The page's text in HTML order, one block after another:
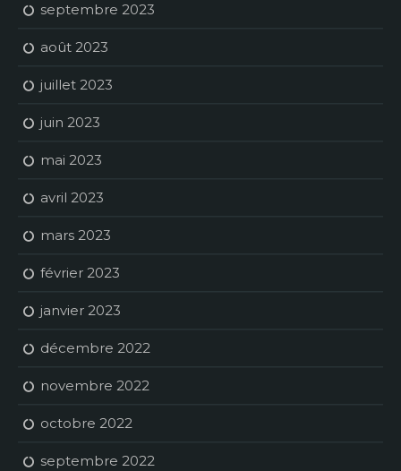
septembre 2023
août 2023
juillet 2023
juin 2023
mai 2023
avril 2023
mars 2023
février 2023
janvier 2023
décembre 2022
novembre 2022
octobre 2022
septembre 2022